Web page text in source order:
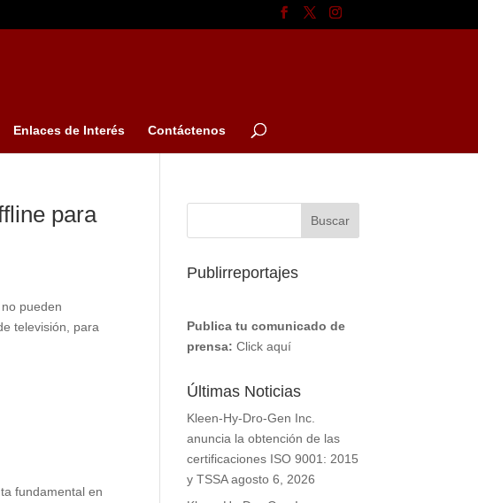
Enlaces de Interés Contáctenos
para
pueden
televisión, para
fundamental en
Publirreportajes
Publica tu comunicado de
prensa: Click aquí
Últimas Noticias
Kleen-Hy-Dro-Gen Inc.
anuncia la obtención de las
certificaciones ISO 9001: 2015
y TSSA agosto 6, 2026